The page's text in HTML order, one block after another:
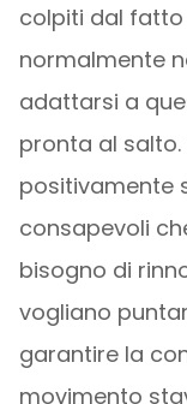
colpiti dal
normalmente
adattarsi a
pronta al
positivamente
consapevoli
bisogno di
vogliano
garantire la
movimento